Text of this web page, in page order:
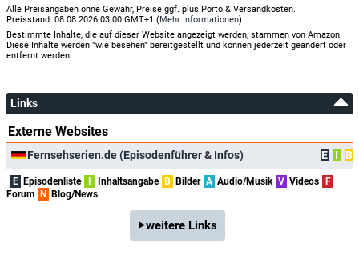
Alle Preisangaben ohne Gewähr, Preise ggf. plus Porto & Versandkosten.
Preisstand: 08.08.2026 03:00 GMT+1 (Mehr Informationen)
Bestimmte Inhalte, die auf dieser Website angezeigt werden, stammen von Amazon.
Diese Inhalte werden "wie besehen" bereitgestellt und können jederzeit geändert oder
entfernt werden.
Links
Externe Websites
Fernsehserien.de (Episodenführer & Infos) E I B
E Episodenliste I Inhaltsangabe B Bilder A Audio/Musik V Videos F
Forum N Blog/News
weitere Links